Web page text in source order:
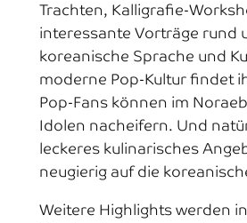
Trachten, Kalligrafie-
interessante Vorträge rund
koreanische Sprache und
moderne Pop-Kultur findet
Pop-Fans können im
Idolen nacheifern. Und
leckeres kulinarisches
neugierig auf die
Weitere Highlights werden